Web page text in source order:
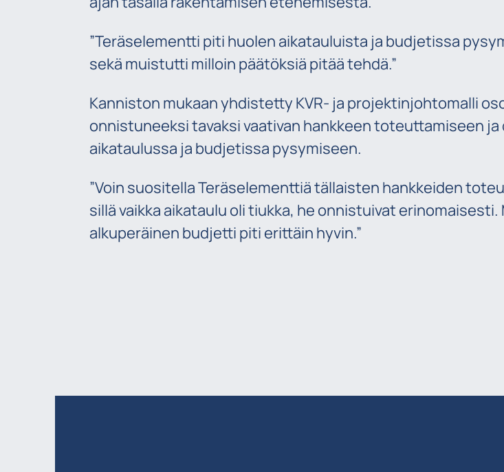
”Teräselementti piti huolen aikatauluista ja budjetissa
sekä muistutti milloin päätöksiä pitää tehdä.”
Kanniston mukaan yhdistetty KVR- ja projektinjohtomalli
onnistuneeksi tavaksi vaativan hankkeen toteuttamiseen ja
aikataulussa ja budjetissa pysymiseen.
”Voin suositella Teräselementtiä tällaisten hankkeiden
sillä vaikka aikataulu oli tiukka, he onnistuivat erinomaisesti.
alkuperäinen budjetti piti erittäin hyvin.”